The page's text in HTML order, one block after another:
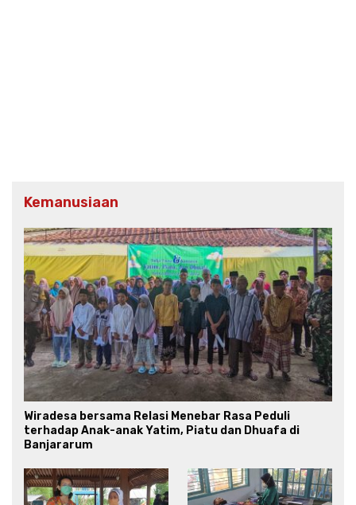
Kemanusiaan
Wiradesa bersama Relasi Menebar Rasa Peduli
terhadap Anak-anak Yatim, Piatu dan Dhuafa di
Banjararum